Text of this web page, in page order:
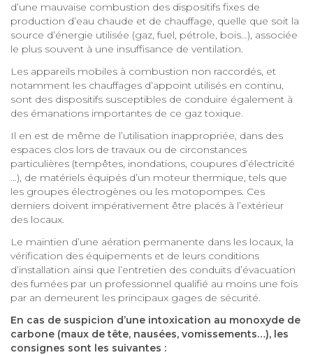
d’une mauvaise combustion des dispositifs fixes de
production d’eau chaude et de chauffage, quelle que soit la
source d’énergie utilisée (gaz, fuel, pétrole, bois…), associée
le plus souvent à une insuffisance de ventilation.
Les appareils mobiles à combustion non raccordés, et
notamment les chauffages d’appoint utilisés en continu,
sont des dispositifs susceptibles de conduire également à
des émanations importantes de ce gaz toxique.
Il en est de même de l’utilisation inappropriée, dans des
espaces clos lors de travaux ou de circonstances
particulières (tempêtes, inondations, coupures d’électricité
…), de matériels équipés d’un moteur thermique, tels que
les groupes électrogènes ou les motopompes. Ces
derniers doivent impérativement être placés à l’extérieur
des locaux.
Le maintien d’une aération permanente dans les locaux, la
vérification des équipements et de leurs conditions
d’installation ainsi que l’entretien des conduits d’évacuation
des fumées par un professionnel qualifié au moins une fois
par an demeurent les principaux gages de sécurité.
En cas de suspicion d’une intoxication au monoxyde de
carbone (maux de tête, nausées, vomissements…), les
consignes sont les suivantes :